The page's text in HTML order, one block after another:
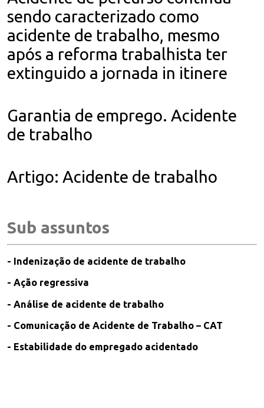
sendo caracterizado como
acidente de trabalho, mesmo
após a reforma trabalhista ter
extinguido a jornada in itinere
Garantia de emprego. Acidente
de trabalho
Artigo: Acidente de trabalho
Sub assuntos
- Indenização de acidente de trabalho
- Ação regressiva
- Análise de acidente de trabalho
- Comunicação de Acidente de Trabalho – CAT
- Estabilidade do empregado acidentado